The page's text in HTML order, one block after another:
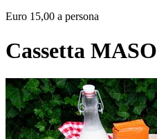
Euro 15,00 a persona
Cassetta MASO